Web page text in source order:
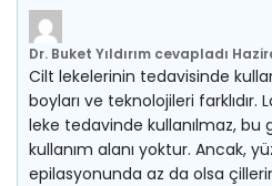
Dr. Buket Yıldırım cevapladı
Cilt lekelerinin tedavisinde
boyları ve teknolojileri farklıdır.
leke tedavinde kullanılmaz, bu
kullanım alanı yoktur. Ancak,
epilasyonunda az da olsa